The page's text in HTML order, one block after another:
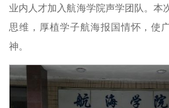
业内人才加入航海学院声学团队。本
思维，厚植学子航海报国情怀，使
神。